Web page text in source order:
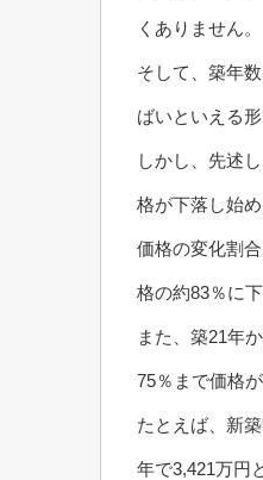
くありません。
そして、築年
ばいといえる
しかし、先述
格が下落し始め
価格の変化割
格の約83％に
また、築21年
75％まで価格
たとえば、新
年で3,421万円